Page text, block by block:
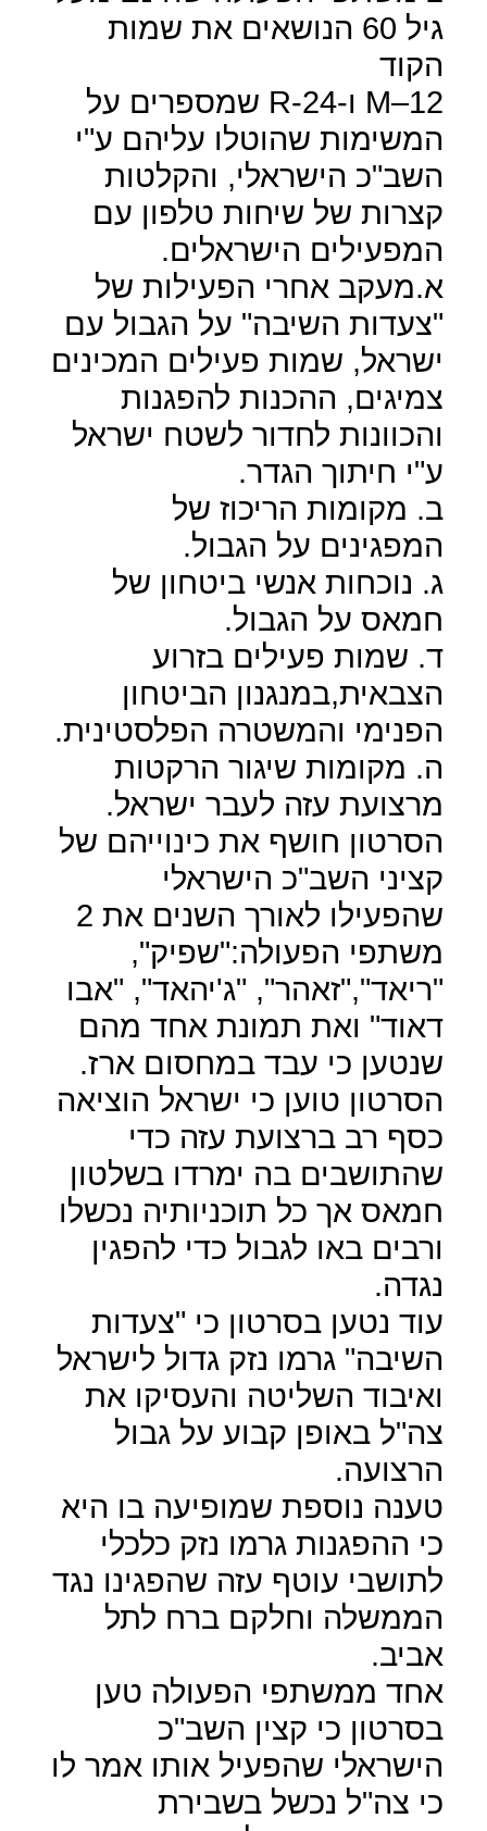
גיל 60 הנושאים את שמות
הקוד
12
–
M ו-24 R- שמספרים על
המשימות שהוטלו עליהם ע"י
השב"כ הישראלי, והקלטות
קצרות של שיחות טלפון עם
המפעילים הישראלים.
א.מעקב אחרי הפעילות של
"צעדות השיבה" על הגבול עם
ישראל, שמות פעילים המכינים
צמיגים, ההכנות להפגנות
והכוונות לחדור לשטח ישראל
ע"י חיתוך הגדר.
ב. מקומות הריכוז של
המפגינים על הגבול.
ג. נוכחות אנשי ביטחון של
חמאס על הגבול.
ד. שמות פעילים בזרוע
הצבאית,במנגנון הביטחון
הפנימי והמשטרה הפלסטינית.
ה. מקומות שיגור הרקטות
מרצועת עזה לעבר ישראל.
הסרטון חושף את כינוייהם של
קציני השב"כ הישראלי
שהפעילו לאורך השנים את 2
משתפי הפעולה:"שפיק",
"ריאד","זאהר", "ג'יהאד", "אבו
דאוד" ואת תמונת אחד מהם
שנטען כי עבד במחסום ארז.
הסרטון טוען כי ישראל הוציאה
כסף רב ברצועת עזה כדי
שהתושבים בה ימרדו בשלטון
חמאס אך כל תוכניותיה נכשלו
ורבים באו לגבול כדי להפגין
נגדה.
עוד נטען בסרטון כי "צעדות
השיבה" גרמו נזק גדול לישראל
ואיבוד השליטה והעסיקו את
צה"ל באופן קבוע על גבול
הרצועה.
טענה נוספת שמופיעה בו היא
כי ההפגנות גרמו נזק כלכלי
לתושבי עוטף עזה שהפגינו נגד
הממשלה וחלקם ברח לתל
אביב.
אחד ממשתפי הפעולה טען
בסרטון כי קצין השב"כ
הישראלי שהפעיל אותו אמר לו
כי צה"ל נכשל בשבירת